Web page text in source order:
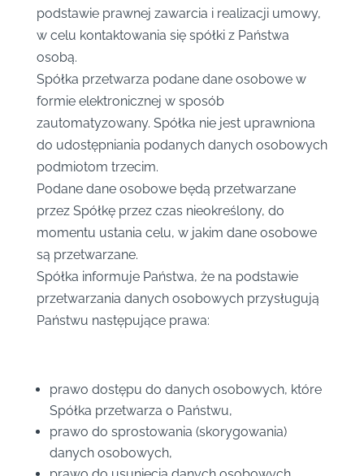
podstawie prawnej zawarcia i realizacji umowy,
w celu kontaktowania się spółki z Państwa
osobą.
Spółka przetwarza podane dane osobowe w
formie elektronicznej w sposób
zautomatyzowany. Spółka nie jest uprawniona
do udostępniania podanych danych osobowych
podmiotom trzecim.
Podane dane osobowe będą przetwarzane
przez Spółkę przez czas nieokreślony, do
momentu ustania celu, w jakim dane osobowe
są przetwarzane.
Spółka informuje Państwa, że na podstawie
przetwarzania danych osobowych przysługują
Państwu następujące prawa:
prawo dostępu do danych osobowych, które
Spółka przetwarza o Państwu,
prawo do sprostowania (skorygowania)
danych osobowych,